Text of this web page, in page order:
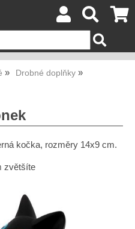
Drobné doplňky
kočka, rozměry 14x9 cm.
zvětšíte